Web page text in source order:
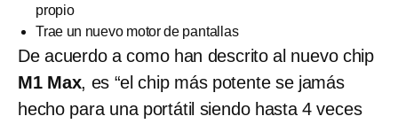
propio
Trae un nuevo motor de pantallas
De acuerdo a como han descrito al nuevo chip
M1 Max, es “el chip más potente se jamás
hecho para una portátil siendo hasta 4 veces